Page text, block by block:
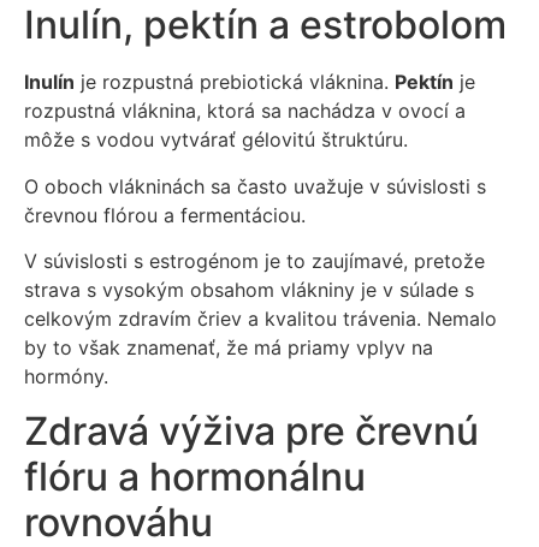
Inulín, pektín a estrobolom
Inulín je rozpustná prebiotická vláknina. Pektín je
rozpustná vláknina, ktorá sa nachádza v ovocí a
môže s vodou vytvárať gélovitú štruktúru.
O oboch vlákninách sa často uvažuje v súvislosti s
črevnou flórou a fermentáciou.
V súvislosti s estrogénom je to zaujímavé, pretože
strava s vysokým obsahom vlákniny je v súlade s
celkovým zdravím čriev a kvalitou trávenia. Nemalo
by to však znamenať, že má priamy vplyv na
hormóny.
Zdravá výživa pre črevnú
flóru a hormonálnu
rovnováhu